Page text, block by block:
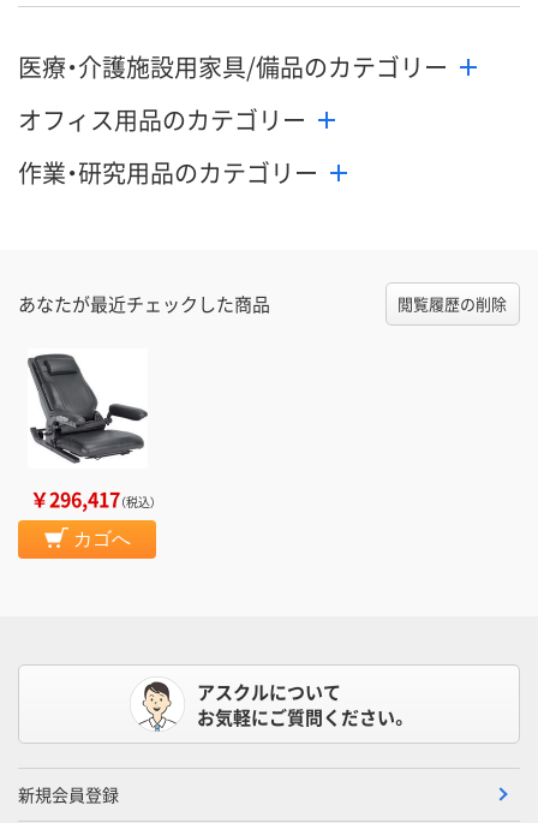
医療・介護施設用家具/備品のカテゴリー
オフィス用品のカテゴリー
作業・研究用品のカテゴリー
あなたが最近チェックした商品 閲覧履歴の削除
￥296,417（税込）
カゴへ
アスクルについて
お気軽にご質問ください。
新規会員登録